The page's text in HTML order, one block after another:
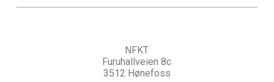
NFKT
Furuhallveien 8c
3512 Hønefoss